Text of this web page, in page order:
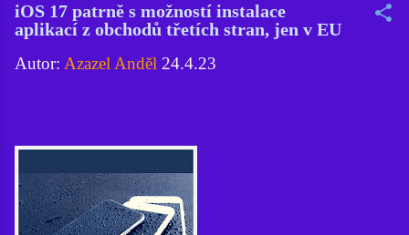
iOS 17 patrně s možností instalace
aplikací z obchodů třetích stran, jen v EU
Autor: Azazel Anděl 24.4.23